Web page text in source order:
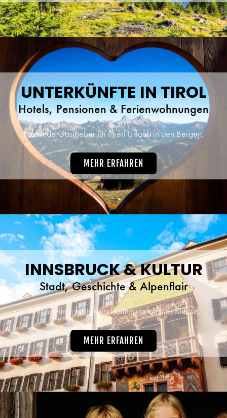
UNTERKÜNFTE IN TIROL
Hotels, Pensionen & Ferienwohnungen
Passende Gastgeber für Ihren Urlaub in den Bergen.
MEHR ERFAHREN
INNSBRUCK & KULTUR
Stadt, Geschichte & Alpenflair
Sehenswürdigkeiten und Kultur vor alpiner Kulisse.
MEHR ERFAHREN